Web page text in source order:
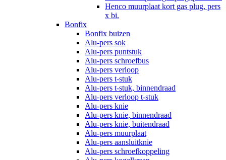
Henco muurplaat kort gas plug, pers
x bi.
Bonfix
Bonfix buizen
Alu-pers sok
Alu-pers puntstuk
Alu-pers schroefbus
Alu-pers verloop
Alu-pers t-stuk
Alu-pers t-stuk, binnendraad
Alu-pers verloop t-stuk
Alu-pers knie
Alu-pers knie, binnendraad
Alu-pers knie, buitendraad
Alu-pers muurplaat
Alu-pers aansluitknie
Alu-pers schroefkoppeling